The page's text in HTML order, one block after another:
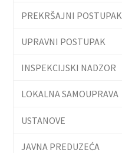
PREKRŠAJNI POSTUPAK
UPRAVNI POSTUPAK
INSPEKCIJSKI NADZOR
LOKALNA SAMOUPRAVA
USTANOVE
JAVNA PREDUZEĆA